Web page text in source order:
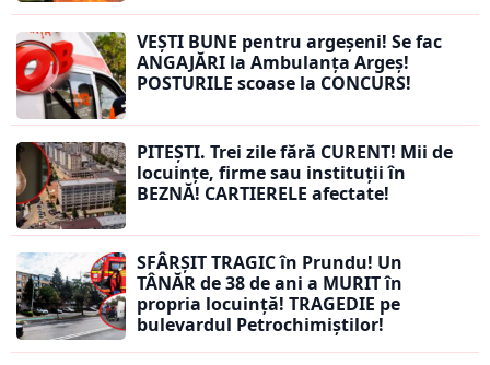
VEȘTI BUNE pentru argeșeni! Se fac
ANGAJĂRI la Ambulanța Argeș!
POSTURILE scoase la CONCURS!
PITEȘTI. Trei zile fără CURENT! Mii de
locuințe, firme sau instituții în
BEZNĂ! CARTIERELE afectate!
SFÂRȘIT TRAGIC în Prundu! Un
TÂNĂR de 38 de ani a MURIT în
propria locuință! TRAGEDIE pe
bulevardul Petrochimiștilor!